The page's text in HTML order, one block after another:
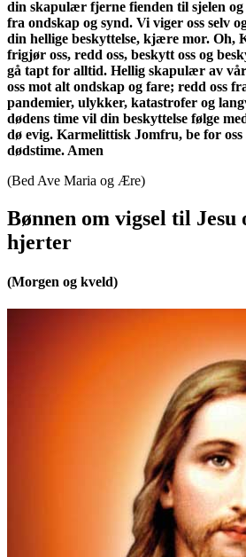
din skapulær fjerne fienden til sjelen og
fra ondskap og synd. Vi viger oss selv
din hellige beskyttelse, kjære mor. Oh,
frigjør oss, redd oss, beskytt oss og
gå tapt for alltid. Hellig skapulær av
oss mot alt ondskap og fare; redd oss
pandemier, ulykker, katastrofer og
dødens time vil din beskyttelse følge
dø evig. Karmelittisk Jomfru, be for oss
dødstime. Amen
(Bed Ave Maria og Ære)
Bønnen om vigsel til Jesu
hjerter
(Morgen og kveld)